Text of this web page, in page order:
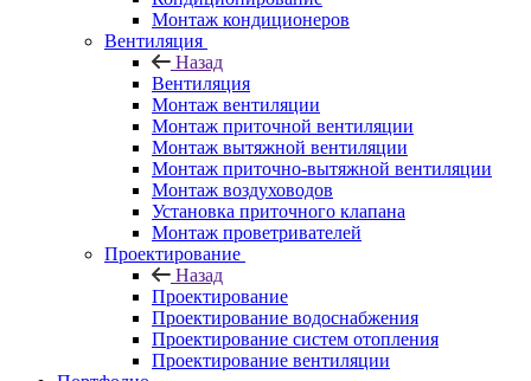
Монтаж кондиционеров
Вентиляция
Назад
Вентиляция
Монтаж вентиляции
Монтаж приточной вентиляции
Монтаж вытяжной вентиляции
Монтаж приточно-вытяжной вентиляции
Монтаж воздуховодов
Установка приточного клапана
Монтаж проветривателей
Проектирование
Назад
Проектирование
Проектирование водоснабжения
Проектирование систем отопления
Проектирование вентиляции